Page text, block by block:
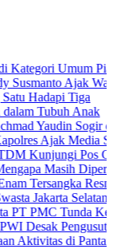
Piala Bank
Warga Perkuat
Tiga
Anak
Sogir dan Gus
Sajikan
Pos Gabma
Diperlakukan
Resmi Diseret
Selatan
Kegiatan Demi
Tuntas
Pantai Zore, Bea